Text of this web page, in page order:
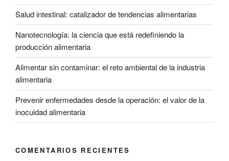
Salud intestinal: catalizador de tendencias alimentarias
Nanotecnología: la ciencia que está redefiniendo la
producción alimentaria
Alimentar sin contaminar: el reto ambiental de la industria
alimentaria
Prevenir enfermedades desde la operación: el valor de la
inocuidad alimentaria
COMENTARIOS RECIENTES